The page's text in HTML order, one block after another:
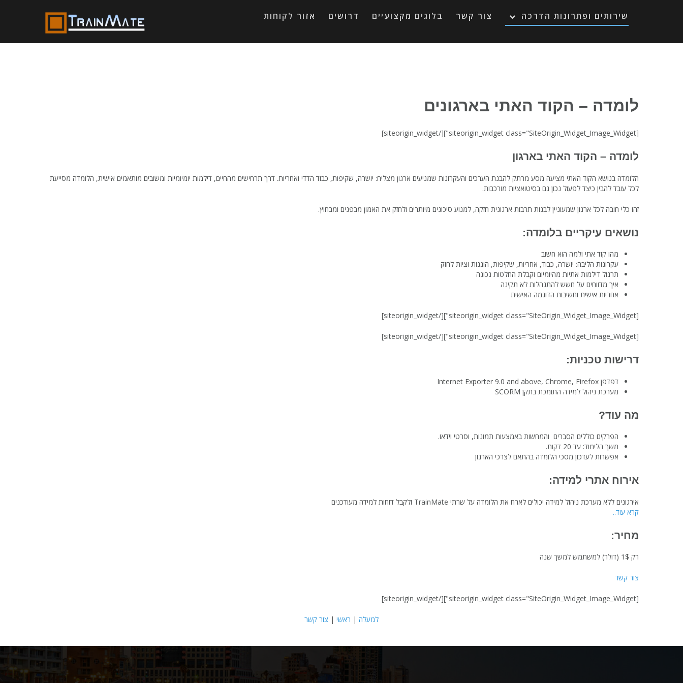
אזור לקוחות דרושים בלוגים מקצועיים צור קשר שירותים ופתרונות הדרכה
לומדה – הקוד האתי בארגונים
[siteorigin_widget class="SiteOrigin_Widget_Image_Widget"]
[/siteorigin_widget]
לומדה – הקוד האתי בארגון
הלומדה בנושא הקוד האתי מציעה מסע מרתק להבנת הערכים והעקרונות שמניעים ארגון מצליח: יושרה, שקיפות, כבוד הדדי ואחריות. דרך תרחישים מהחיים, דילמות יומיומיות ומשובים מותאמים אישית, הלומדה מסייעת
לכל עובד להבין כיצד לפעול נכון גם בסיטואציות מורכבות.
זהו כלי חובה לכל ארגון שמעוניין לבנות תרבות ארגונית חזקה, למנוע סיכונים מיותרים ולחזק את האמון מבפנים ומבחוץ.
נושאים עיקריים בלומדה:
מהו קוד אתי ולמה הוא חשוב
עקרונות הליבה: יושרה, כבוד, אחריות, שקיפות, הוגנות וציות לחוק
תרגול דילמות אתיות מהיומיום וקבלת החלטות נכונה
איך מדווחים על חשש להתנהלות לא תקינה
אחריות אישית וחשיבות הדוגמה האישית
[siteorigin_widget class="SiteOrigin_Widget_Image_Widget"]
[/siteorigin_widget]
[siteorigin_widget class="SiteOrigin_Widget_Image_Widget"]
[/siteorigin_widget]
דרישות טכניות:
דפדפן Internet Exporter 9.0 and above, Chrome, Firefox
מערכת ניהול למידה התומכת בתקן SCORM
מה עוד?
הפרקים כוללים הסברים והמחשות באמצעות תמונות, וסרטי וידאו.
משך הלימוד: עד 20 דקות.
אפשרות לעדכון מסכי הלומדה בהתאם לצרכי הארגון
אירוח אתרי למידה:
אירגונים ללא מערכת ניהול למידה יכולים לארח את הלומדה על שרתי TrainMate ולקבל דוחות למידה מעודכנים
קרא עוד..
מחיר:
רק 1$ (דולר) למשתמש למשך שנה
צור קשר
[siteorigin_widget class="SiteOrigin_Widget_Image_Widget"]
[/siteorigin_widget]
למעלה | ראשי | צור קשר